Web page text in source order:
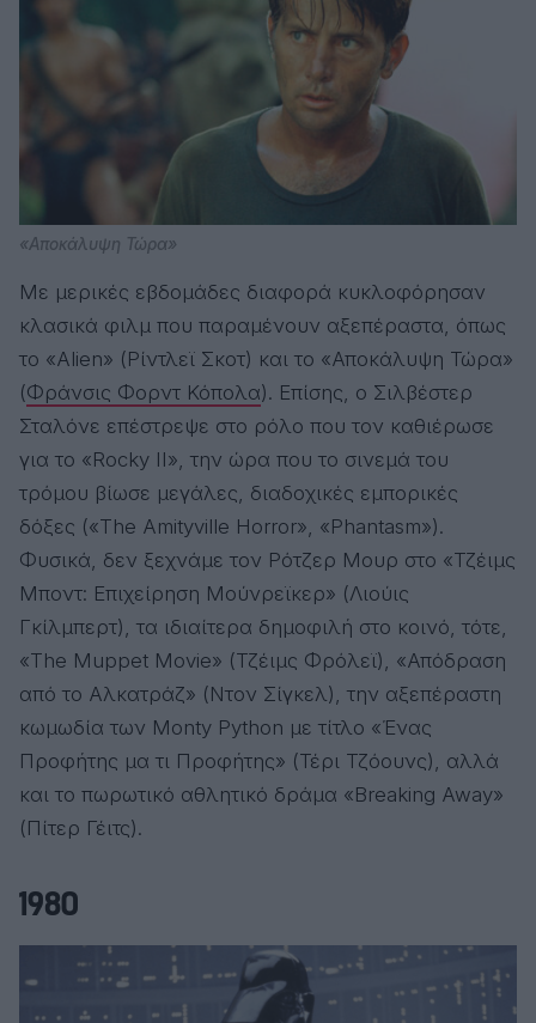
«Αποκάλυψη Τώρα»
Με μερικές εβδομάδες διαφορά κυκλοφόρησαν
κλασικά φιλμ που παραμένουν αξεπέραστα, όπως
το «Alien» (Ρίντλεϊ Σκοτ) και το «Αποκάλυψη Τώρα»
(Φράνσις Φορντ Κόπολα). Επίσης, ο Σιλβέστερ
Σταλόνε επέστρεψε στο ρόλο που τον καθιέρωσε
για το «Rocky II», την ώρα που το σινεμά του
τρόμου βίωσε μεγάλες, διαδοχικές εμπορικές
δόξες («The Amityville Horror», «Phantasm»).
Φυσικά, δεν ξεχνάμε τον Ρότζερ Μουρ στο «Τζέιμς
Μποντ: Επιχείρηση Μούνρεϊκερ» (Λιούις
Γκίλμπερτ), τα ιδιαίτερα δημοφιλή στο κοινό, τότε,
«The Muppet Movie» (Τζέιμς Φρόλεϊ), «Απόδραση
από το Αλκατράζ» (Ντον Σίγκελ), την αξεπέραστη
κωμωδία των Monty Python με τίτλο «Ένας
Προφήτης μα τι Προφήτης» (Τέρι Τζόουνς), αλλά
και το πωρωτικό αθλητικό δράμα «Breaking Away»
(Πίτερ Γέιτς).
1980